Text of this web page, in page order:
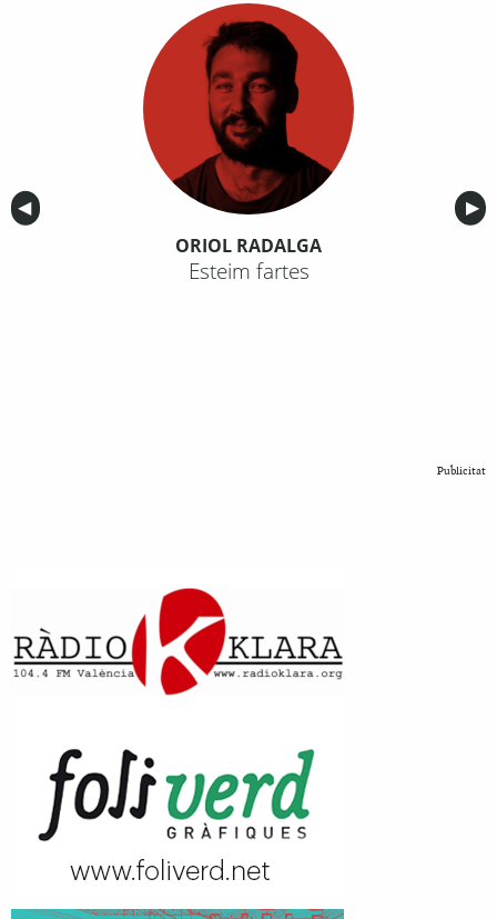
Anterior
◀︎ ▶︎
ORIOL RADALGA
Esteim fartes
Publicitat